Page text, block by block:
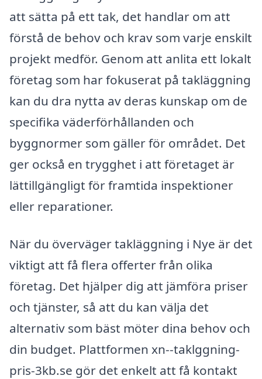
att sätta på ett tak, det handlar om att
förstå de behov och krav som varje enskilt
projekt medför. Genom att anlita ett lokalt
företag som har fokuserat på takläggning
kan du dra nytta av deras kunskap om de
specifika väderförhållanden och
byggnormer som gäller för området. Det
ger också en trygghet i att företaget är
lättillgängligt för framtida inspektioner
eller reparationer.
När du överväger takläggning i Nye är det
viktigt att få flera offerter från olika
företag. Det hjälper dig att jämföra priser
och tjänster, så att du kan välja det
alternativ som bäst möter dina behov och
din budget. Plattformen xn--taklggning-
pris-3kb.se gör det enkelt att få kontakt